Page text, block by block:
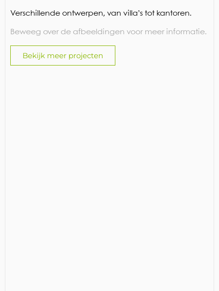
Verschillende ontwerpen, van villa’s tot kantoren.
Beweeg over de afbeeldingen voor meer informatie.
Bekijk meer projecten